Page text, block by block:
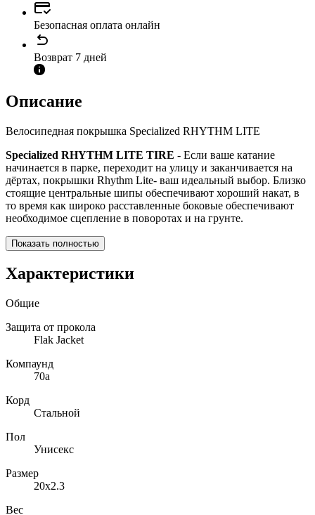
Безопасная оплата онлайн
Возврат 7 дней
Описание
Велосипедная покрышка Specialized RHYTHM LITE
Specialized RHYTHM LITE TIRE - Если ваше катание
начинается в парке, переходит на улицу и заканчивается на
дёртах, покрышки Rhythm Lite- ваш идеальный выбор. Близко
стоящие центральные шипы обеспечивают хороший накат, в
то время как широко расставленные боковые обеспечивают
необходимое сцепление в поворотах и на грунте.
Показать полностью
Характеристики
Общие
Защита от прокола
Flak Jacket
Компаунд
70a
Корд
Стальной
Пол
Унисекс
Размер
20x2.3
Вес